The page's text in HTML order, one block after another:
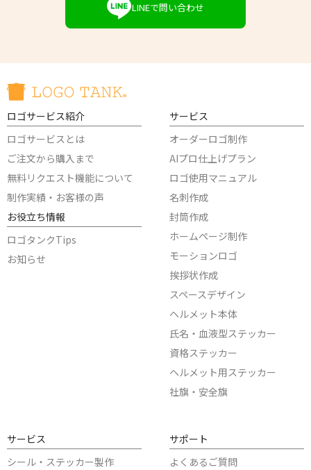
LINEで問い合わせ
ロゴサービス紹介
ロゴサービスとは
ご注文から購入まで
無料リクエスト機能について
制作実績・お客様の声
お役立ち情報
ロゴタンクTips
お知らせ
サービス
オーダーロゴ制作
AIプロ仕上げプラン
ロゴ使用マニュアル
名刺作成
封筒作成
ホームページ制作
モーションロゴ
挨拶状作成
スペースデザイン
ヘルメット本体
氏名・血液型ステッカー
資格ステッカー
ヘルメット用ステッカー
社旗・安全旗
サービス
シール・ステッカー製作
サポート
よくあるご質問